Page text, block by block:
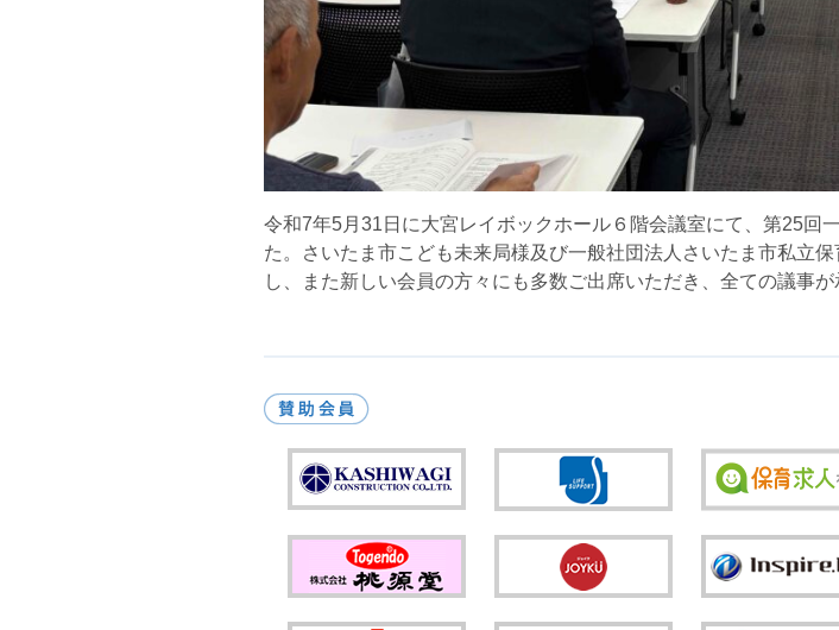
令和7年5月31日に大宮レイボックホール６階会議室にて、第25回
た。さいたま市こども未来局様及び一般社団法人さいたま市私立
し、また新しい会員の方々にも多数ご出席いただき、全ての議事が